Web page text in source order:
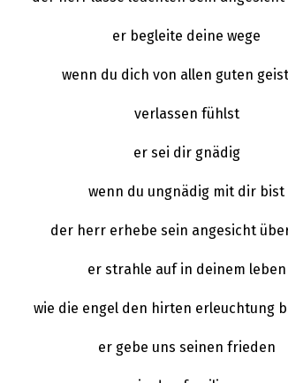
er begleite deine wege
wenn du dich von allen guten
verlassen fühlst
er sei dir gnädig
wenn du ungnädig mit dir bist
der herr erhebe sein angesicht
er strahle auf in deinem leben
wie die engel den hirten erleuchtung
er gebe uns seinen frieden